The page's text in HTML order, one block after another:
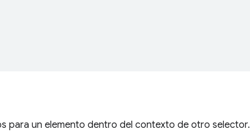
para un elemento dentro del contexto de otro selector.